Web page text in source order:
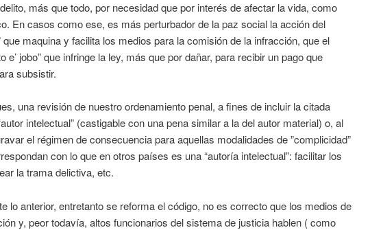
más que todo, por necesidad que por interés de afectar la vida, como
En casos como ese, es más perturbador de la paz social la acción del
que maquina y facilita los medios para la comisión de la infracción, que el
e’ jobo” que infringe la ley, más que por dañar, para recibir un pago que
subsistir.
una revisión de nuestro ordenamiento penal, a fines de incluir la citada
intelectual” (castigable con una pena similar a la del autor material) o, al
el régimen de consecuencia para aquellas modalidades de ”complicidad”
con lo que en otros países es una “autoría intelectual”: facilitar los
la trama delictiva, etc.
lo anterior, entretanto se reforma el código, no es correcto que los medios de
y, peor todavía, altos funcionarios del sistema de justicia hablen ( como